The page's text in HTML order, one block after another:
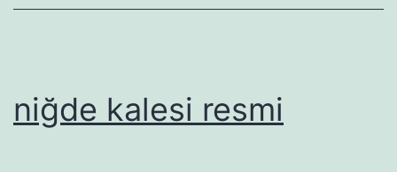
niğde kalesi resmi